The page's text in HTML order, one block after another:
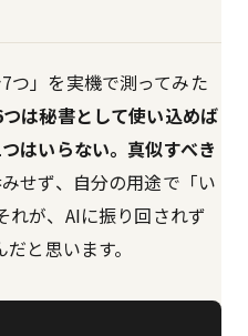
」を実機で測ってみた
は秘書として使い込めば
はいらない。真似すべき
せず、自分の用途で「い
れが、AIに振り回されず
と思います。